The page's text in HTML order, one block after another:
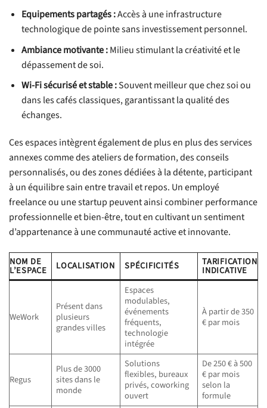
Equipements partagés :Accès à une infrastructure
technologique de pointe sans investissement personnel.
Ambiance motivante :Milieu stimulant la créativité et le
dépassement de soi.
Wi-Fi sécurisé et stable :Souvent meilleur que chez soi ou
dans les cafés classiques, garantissant la qualité des
échanges.
Ces espaces intègrent également de plus en plus des services
annexes comme des ateliers de formation, des conseils
personnalisés, ou des zones dédiées à la détente, participant
à un équilibre sain entre travail et repos. Un employé
freelance ou une startup peuvent ainsi combiner performance
professionnelle et bien-être, tout en cultivant un sentiment
d’appartenance à une communauté active et innovante.
NOM DE
L’ESPACE LOCALISATION SPÉCIFICITÉS TARIFICATION
INDICATIVE
WeWork
Présent dans
plusieurs
grandes villes
Espaces
modulables,
événements
fréquents,
technologie
intégrée
À partir de 350
€ par mois
Regus
Plus de 3000
sites dans le
monde
Solutions
flexibles, bureaux
privés, coworking
ouvert
De 250 € à 500
€ par mois
selon la
formule